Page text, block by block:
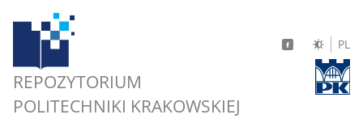
REPOZYTORIUM
POLITECHNIKI KRAKOWSKIEJ
PL